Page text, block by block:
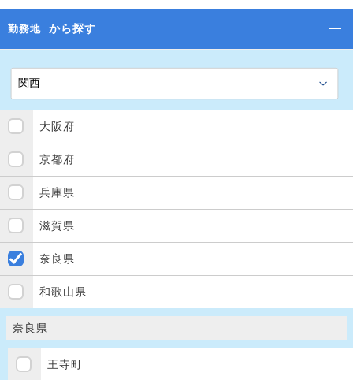
勤務地 から探す
大阪府
京都府
兵庫県
滋賀県
奈良県
和歌山県
奈良県
王寺町